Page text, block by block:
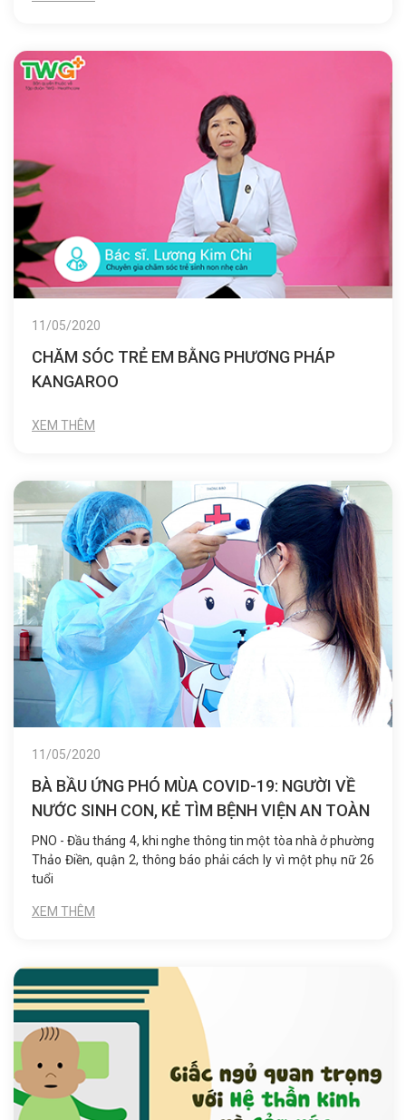
11/05/2020
CHĂM SÓC TRẺ EM BẰNG PHƯƠNG PHÁP
KANGAROO
XEM THÊM
11/05/2020
BÀ BẦU ỨNG PHÓ MÙA COVID-19: NGƯỜI VỀ
NƯỚC SINH CON, KẺ TÌM BỆNH VIỆN AN TOÀN
PNO - Đầu tháng 4, khi nghe thông tin một tòa nhà ở phường
Thảo Điền, quận 2, thông báo phải cách ly vì một phụ nữ 26
tuổi
XEM THÊM